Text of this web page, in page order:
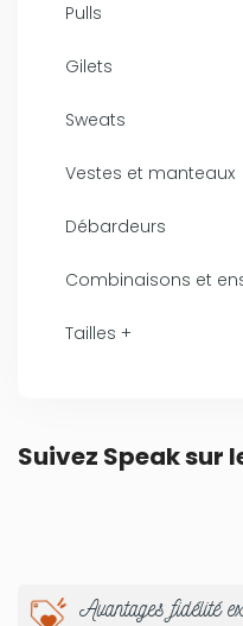
Pulls
Gilets
Sweats
Vestes et manteaux
Débardeurs
Combinaisons et
Tailles +
Suivez Speak sur
Avantages fidélité